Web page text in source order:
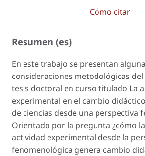
Cómo citar
Resumen (es)
En este trabajo se presentan
consideraciones metodológicas
tesis doctoral en curso titulado La
experimental en el cambio
de ciencias desde una perspectiva
Orientado por la pregunta ¿cómo
actividad experimental desde la
fenomenológica genera cambio